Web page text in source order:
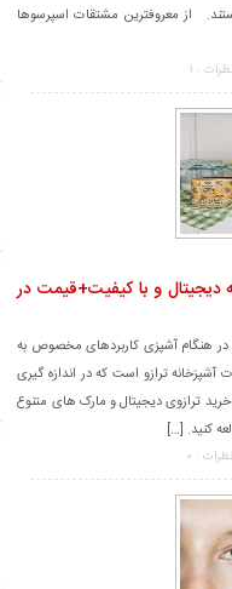
از معروفترین مشتقات اسپرسوها
: 1
دیجیتال و با کیفیت+قیمت در
در هنگام آشپزی کاربردهای مخصوص به
آشپزخانه ترازو است که در اندازه گیری
ترازوی دیجیتال و مارک های متنوع
کنید. […]
: 0